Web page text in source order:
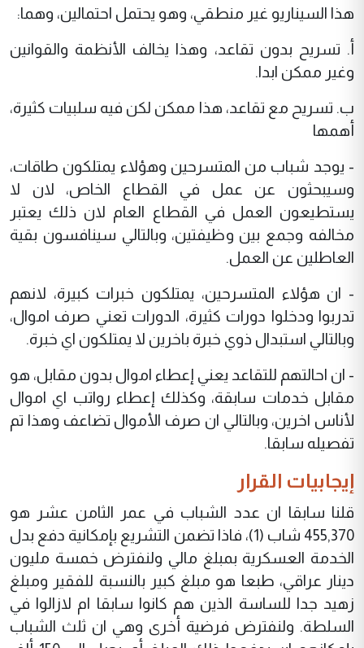
هذا السيناريو غير منطقي، وهو يحتمل احتمالين، وهما:
أ. تسريح بدون تقاعد، وهذا يخالف الأنظمة والقوانين
وغير ممكن ابدا.
ب. تسريح مع تقاعد، هذا ممكن لكن فيه سلبيات كثيرة،
أهمها
- يوجد شباب من المتسرحين وهؤلاء يمتلكون طاقات،
وسيبحثون عن عمل في القطاع الخاص، لان لا
يستطيعون العمل في القطاع العام لان ذلك يعتبر
مخالفه وجمع بين وظيفتين، وبالتالي سينافسون بقية
العاطلين عن العمل.
- ان هؤلاء المتسرحين، يمتلكون خبرات كبيرة، لانهم
تدربوا ودخلوا دورات كثيرة، الدورات تعني صرف اموال،
وبالتالي استبدال ذوي خبرة باخرين لا يمتلكون اي خبرة.
- ان احالتهم للتقاعد يعني إعطاء اموال بدون مقابل، هو
مقابل خدمات سابقة، وكذلك إعطاء رواتب اي اموال
لأناس اخرين، وبالتالي ان صرف الأموال تضاعف وهذا تم
تفصيله سابقا.
إيجابيات القرار
قلنا سابقا ان عدد الشباب في عمر الثامن عشر هو
455,370 شاب (1)، فاذا تضمن التشريع بإمكانية دفع بدل
الخدمة العسكرية بمبلغ مالي ولنفترض خمسة مليون
دينار عراقي، طبعا هو مبلغ كبير بالنسبة للفقير ومبلغ
زهيد جدا للساسة الذين هم كانوا سابقا ام لازالوا في
السلطة. ولنفترض فرضية أخرى وهي ان ثلث الشباب